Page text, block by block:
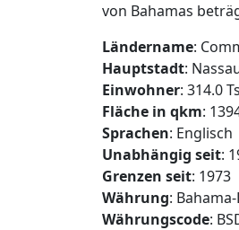
von Bahamas
Ländername:
Hauptstadt:
Einwohner: 314.0
Fläche in qkm:
Sprachen: Englisch
Unabhängig seit:
Grenzen seit: 1973
Währung:
Währungscode: